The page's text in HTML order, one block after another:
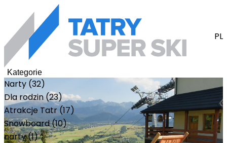
PL
Kategorie
Narty (32)
Dla rodzin (23)
Atrakcje Tatr (17)
Snowboard (10)
narty (1)